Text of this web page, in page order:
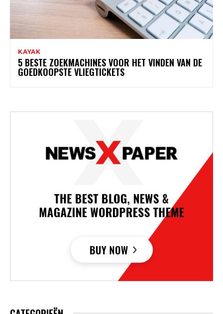
KAYAK
5 BESTE ZOEKMACHINES VOOR HET VINDEN VAN DE
GOEDKOOPSTE VLIEGTICKETS